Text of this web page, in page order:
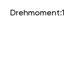
Drehmoment: